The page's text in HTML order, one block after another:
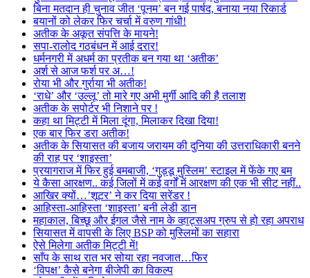
बिना मतदान ही चुनाव जीत ‘पूनम’ बन गई पार्षद, बनाया नया रिकार्ड
बयानों को लेकर फिर चर्चा में वरुण गांधी!
अतीक के अकूत संपत्ति के मायने!
सपा-रालोद गठबंधन में आई दरार!
धर्मनगरी में अधर्म का प्रतीक बन गया था ‘अतीक’
अर्श से आज फर्श पर अ…!
रोया भी और गुर्राया भी अतीक!
‘राधे’ और ‘उल्लू’ तो मारे गए अभी मुर्गी आदि की है तलाश
अतीक के सपोर्टर भी निशाने पर !
कहा था मिट्टी में मिला दूंगा, मिलाकर दिखा दिया!
एक बार फिर डरा अतीक!
अतीक के सियासत की बजाय जरायम की दुनिया की उत्तराधिकारी बनने
की राह पर ‘शाइस्ता’
प्रयागराज में फिर हुई बमबाजी, ‘गुड्डू मुस्लिम’ स्टाइल में फेंके गए बम
ये कैसा आरक्षण.. कई जिलों में कई वर्गों में आरक्षण की एक भी सीट नहीं..
आखिर क्यों…’शूटर’ ने कर दिया सरेंडर !
आहिस्ता-आहिस्ता ‘शाइस्ता’ बनी लेडी डान
महाकाल, बिच्छू और ईगल जैसे नाम के व्हाट्सअप ग्रुप से हो रहा अपराध
सियासत में वापसी के लिए BSP को मुस्लिमों का सहारा
ऐसे मिलेगा अतीक मिट्टी में!
साँप के साथ रात भर सोया रहा नवजात…फिर
‘विपक्ष’ कैसे बनेगा बीजेपी का विकल्प